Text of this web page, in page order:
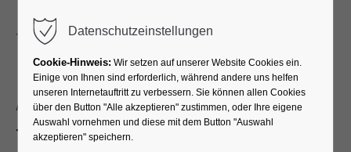
Ab sofort auch E-Bikes zum Ausleihen
Tourist-Information erweitert ihren Fahrrad-Verleih
Datenschutzeinstellungen
Cookie-Hinweis: Wir setzen auf unserer Website Cookies ein.
Einige von Ihnen sind erforderlich, während andere uns helfen
unseren Internetauftritt zu verbessern. Sie können allen Cookies
über den Button "Alle akzeptieren" zustimmen, oder Ihre eigene
Auswahl vornehmen und diese mit dem Button "Auswahl
akzeptieren" speichern.